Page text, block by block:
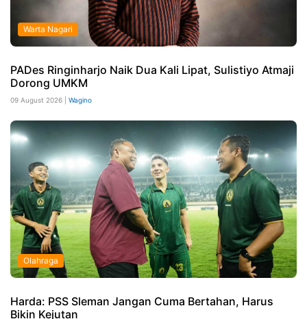
Warta Nagari
PADes Ringinharjo Naik Dua Kali Lipat, Sulistiyo Atmaji
Dorong UMKM
09 August 2026 | Wagino
Olahraga
Harda: PSS Sleman Jangan Cuma Bertahan, Harus
Bikin Kejutan